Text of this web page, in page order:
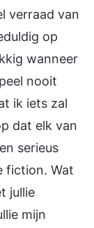
verraad van
op
wanneer
nooit
ik iets zal
dat elk van
serieus
fiction. Wat
jullie
mijn